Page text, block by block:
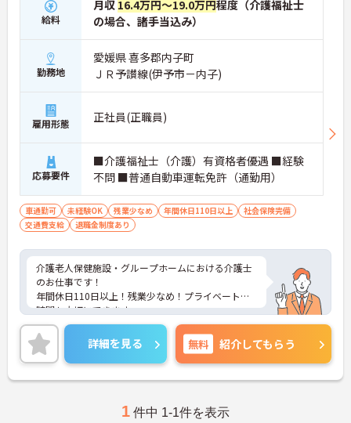
給料
月収 16.4万円～19.0万円程度（介護福祉士
の場合、諸手当込み）
勤務地
愛媛県 喜多郡内子町
ＪＲ予讃線(伊予市－内子)
雇用形態 正社員(正職員)
応募要件
■介護福祉士（介護）有資格者優遇 ■経験
不問 ■普通自動車運転免許（通勤用）
車通勤可 未経験OK 残業少なめ 年間休日110日以上
社会保険完備
交通費支給
退職金制度あり
介護老人保健施設・グループホームにおける介護士
のお仕事です！
年間休日110日以上！残業少なめ！プライベートな
時間も大切にできます。
無料駐車場があるのでマイカー通勤希望の方も安
心！
ご興味ある方には、面接のポイントなど、さらに詳
細をお話致しますのでお気軽にご相談ください。
詳細を見る 無料 紹介してもらう
1 件中 1-1件を表示